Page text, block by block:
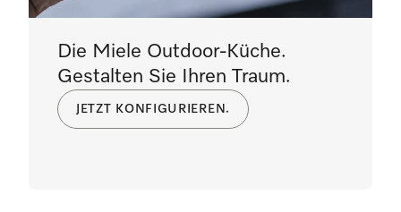
Die Miele Outdoor-Küche.
Gestalten Sie Ihren Traum.
JETZT KONFIGURIEREN.